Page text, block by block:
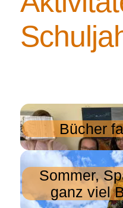
Bücher
Sommer,
ganz viel